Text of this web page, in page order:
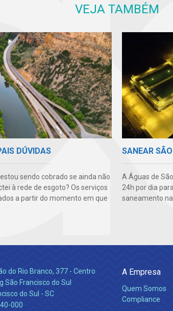
VEJA TAMBÉM
DÚVIDAS
sendo cobrado se ainda não
à rede de esgoto? Os serviços
a partir do momento em que
SANEAR
A Águas de
24h por dia
saneamento
do Rio Branco, 377 - Centro
São Francisco do Sul
do Sul - SC
000
A Empresa
Quem Somos
Compliance